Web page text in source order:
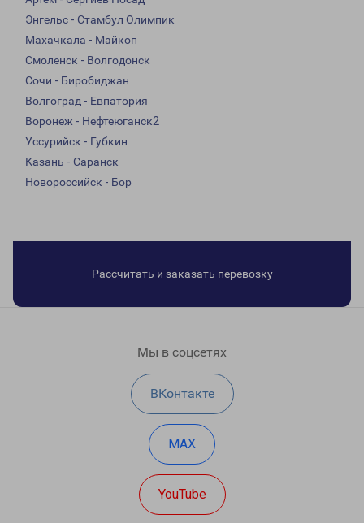
Энгельс - Стамбул Олимпик
Махачкала - Майкоп
Смоленск - Волгодонск
Сочи - Биробиджан
Волгоград - Евпатория
Воронеж - Нефтеюганск2
Уссурийск - Губкин
Казань - Саранск
Новороссийск - Бор
Рассчитать и заказать перевозку
Мы в соцсетях
ВКонтакте
MAX
YouTube